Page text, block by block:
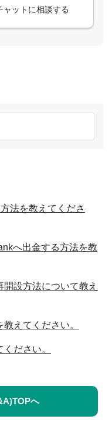
ャットに相談する
法を教えてくださ
へ出金する方法を教
設方法について教え
えてください。
ださい。
へ